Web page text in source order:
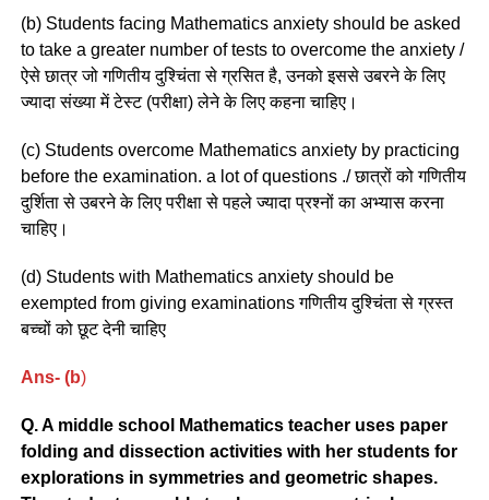
(b) Students facing Mathematics anxiety should be asked
to take a greater number of tests to overcome the anxiety /
ऐसे छात्र जो गणितीय दुश्चिंता से ग्रसित है, उनको इससे उबरने के लिए
ज्यादा संख्या में टेस्ट (परीक्षा) लेने के लिए कहना चाहिए।
(c) Students overcome Mathematics anxiety by practicing
before the examination. a lot of questions ./ छात्रों को गणितीय
दुर्शिता से उबरने के लिए परीक्षा से पहले ज्यादा प्रश्नों का अभ्यास करना
चाहिए।
(d) Students with Mathematics anxiety should be
exempted from giving examinations गणितीय दुश्चिंता से ग्रस्त
बच्चों को छूट देनी चाहिए
Ans- (b)
Q. A middle school Mathematics teacher uses paper
folding and dissection activities with her students for
explorations in symmetries and geometric shapes.